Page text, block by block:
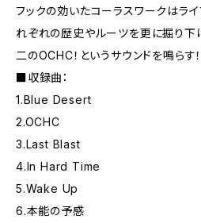
フックの効いたコーラスワークはラ
れぞれの歴史やルーツを更に掘り下
二のOCHC！というサウンドを鳴らす！
■収録曲：
1.Blue Desert
2.OCHC
3.Last Blast
4.In Hard Time
5.Wake Up
6.本能の予感